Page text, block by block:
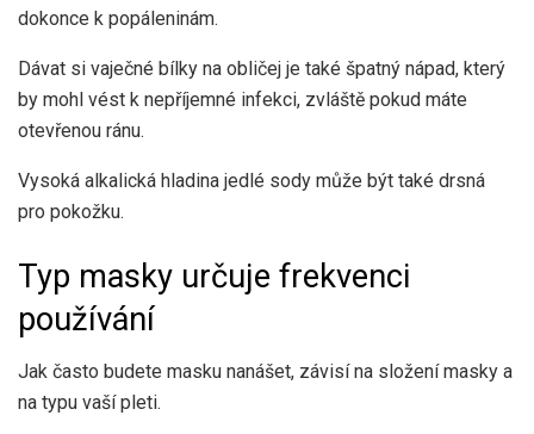
dokonce k popáleninám.
Dávat si vaječné bílky na obličej je také špatný nápad, který
by mohl vést k nepříjemné infekci, zvláště pokud máte
otevřenou ránu.
Vysoká alkalická hladina jedlé sody může být také drsná
pro pokožku.
Typ masky určuje frekvenci
používání
Jak často budete masku nanášet, závisí na složení masky a
na typu vaší pleti.